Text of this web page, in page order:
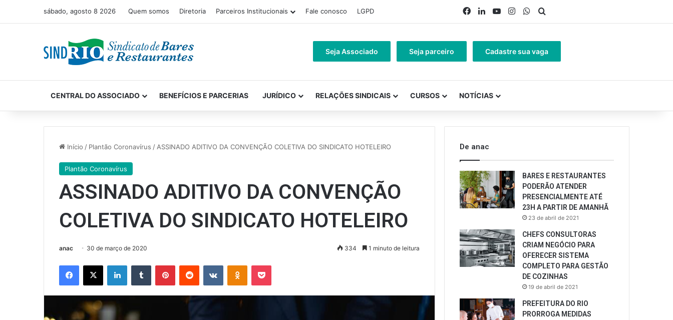
sábado, agosto 8 2026 Quem somos Diretoria Parceiros Institucionais Fale conosco LGPD Facebook
LinkedinYouTubeInstagramWhatsApp
Seja Associado Seja parceiro Cadastre sua vaga
CENTRAL DO ASSOCIADO BENEFÍCIOS E PARCERIAS JURÍDICO RELAÇÕES SINDICAIS CURSOS NOTÍCIAS
Início / Plantão Coronavírus / ASSINADO ADITIVO DA CONVENÇÃO COLETIVA DO SINDICATO HOTELEIRO
Plantão Coronavírus
ASSINADO ADITIVO DA CONVENÇÃO
COLETIVA DO SINDICATO HOTELEIRO
anac 30 de março de 2020 334 1 minuto de leitura
Facebook
X LinkedinTumblr PinterestReddit VK OK Pocket
De anac
BARES E RESTAURANTES
PODERÃO ATENDER
PRESENCIALMENTE ATÉ
23H A PARTIR DE AMANHÃ
23 de abril de 2021
CHEFS CONSULTORAS
CRIAM NEGÓCIO PARA
OFERECER SISTEMA
COMPLETO PARA GESTÃO
DE COZINHAS
19 de abril de 2021
PREFEITURA DO RIO
PRORROGA MEDIDAS